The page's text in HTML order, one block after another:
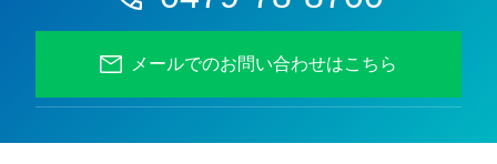
メールでのお問い合わせはこちら